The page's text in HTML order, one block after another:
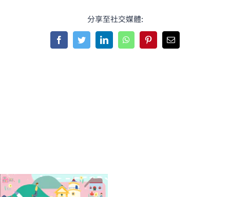
分享至社交媒體:
FacebookTwitterLinkedInWhatsAppPinterestEmail